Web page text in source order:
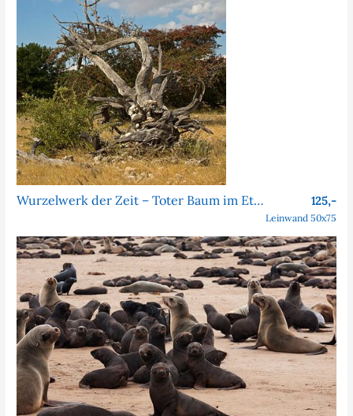
Wurzelwerk der Zeit – Toter Baum im Etosha Nationalpark 125,-
Leinwand 50x75